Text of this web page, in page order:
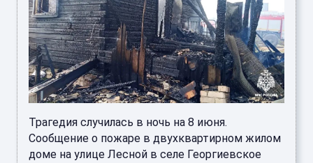
Трагедия случилась в ночь на 8 июня.
Сообщение о пожаре в двухквартирном жилом
доме на улице Лесной в селе Георгиевское